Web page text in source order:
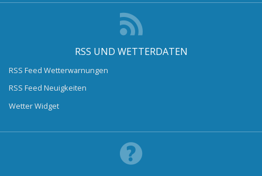
RSS UND WETTERDATEN
RSS Feed Wetterwarnungen
RSS Feed Neuigkeiten
Wetter Widget